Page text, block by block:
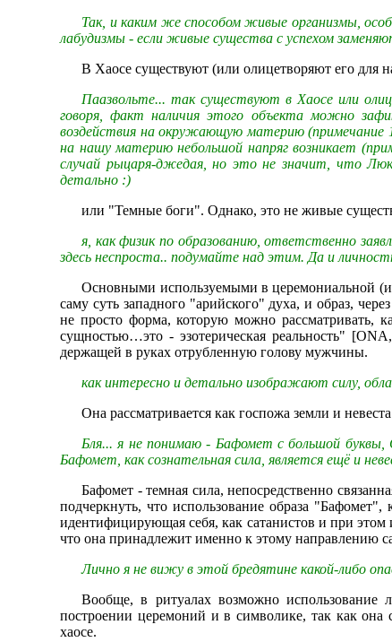
Так, и каким же способом живые организмы,
лабудизмы - если живые существа с успехом
В Хаосе существуют (или олицетворяют его для
Паазвольте... так существуют в Хаосе или
говоря, факт наличия этого объекта можно
воздействия на окружающую материю (примечание
на нашу материю небольшой напряг возникает
случай рыцаря-джедая, но это не значит, что
детально :)
или "Темные боги". Однако, это не живые
я, как физик по образованию, ответственно
здесь неспроста.. подумайте над этим. Да и
Основными используемыми в церемониальной
саму суть западного "арийского" духа, и образ,
не просто форма, которую можно
сущностью…это - эзотерическая реальность"
держащей в руках отрубленную голову мужчины.
как интересно и детально изображают силу,
Она рассматривается как госпожа земли и
Бля... я не понимаю - Бафомет с большой
Бафомет, как сознательная сила, является ещё и
Бафомет - темная сила, непосредственно
подчеркнуть, что использование образа
идентифицирующая себя, как сатанистов и при
что она принадлежит именно к этому направлению
Лично я не вижу в этой бредятине какой-либо
Вообще, в ритуалах возможно использование
построении церемоний и в символике, так как она
хаосе.